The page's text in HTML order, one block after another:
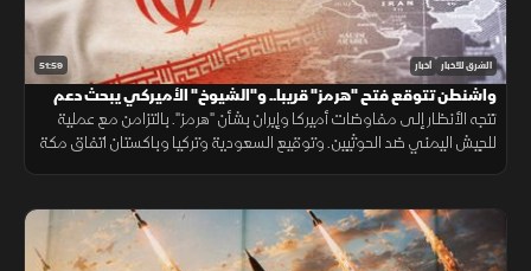
51:59 الشرق للأخبار أخبار
واشنطن تتوقع فتح "هرمز" قريبا.. و"الشيوخ" الأميركي يبحث دعم
لبنان
تتجه الأنظار إلى مفاوضات أميركا وإيران بشأن "هرمز". بالتزامن مع عملية
للجيش اليمني ضد الحوثيين. وتوقيع السعودية وتركيا وباكستان اتفاق مكة